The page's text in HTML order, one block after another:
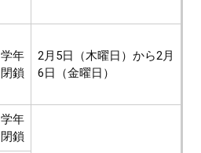
学年
閉鎖
2月5日（木曜日）から2月
6日（金曜日）
学年
閉鎖